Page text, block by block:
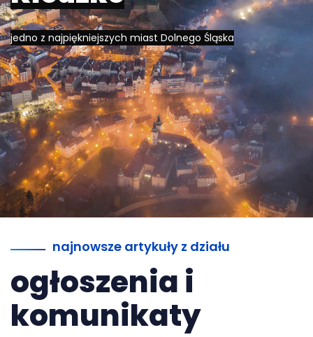
jedno z najpiękniejszych miast Dolnego Śląska
najnowsze artykuły z działu
ogłoszenia i
komunikaty